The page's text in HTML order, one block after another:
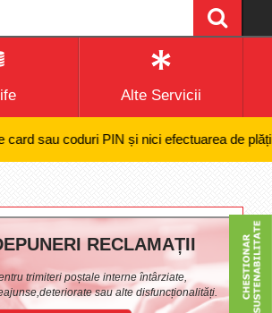
Alte Servicii
coduri PIN și nici efectuarea de plăți
RECLAMAȚII
trimiteri poștale interne întârziate,
sau alte disfuncționalități.